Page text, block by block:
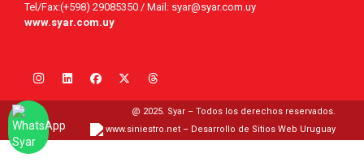
Tel/Fax:(+598) 29085350 / Mail: syar@syar.com.uy
www.syar.com.uy
@ 2025. Syar – Todos los derechos reservados.
www.siniestro.net – Desarrollo de Sitios Web Uruguay